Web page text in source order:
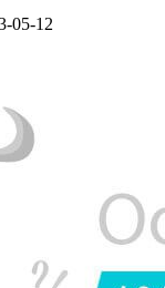
05-12